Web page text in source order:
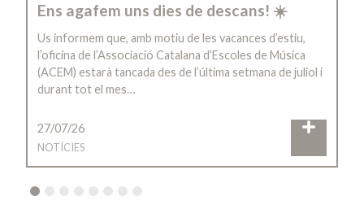
Ens agafem uns dies de descans! ☀️
Us informem que, amb motiu de les vacances d’estiu,
l’oficina de l’Associació Catalana d’Escoles de Música
(ACEM) estarà tancada des de l’última setmana de juliol i
durant tot el mes…
27/07/26
NOTÍCIES
4 5 6 7 8